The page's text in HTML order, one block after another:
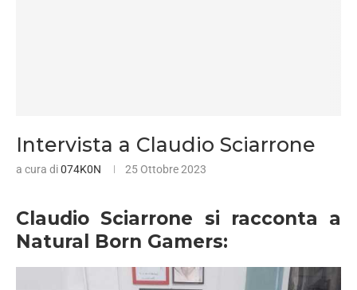
Intervista a Claudio Sciarrone
a cura di074K0N 25 Ottobre 2023
Claudio Sciarrone si racconta a
Natural Born Gamers: